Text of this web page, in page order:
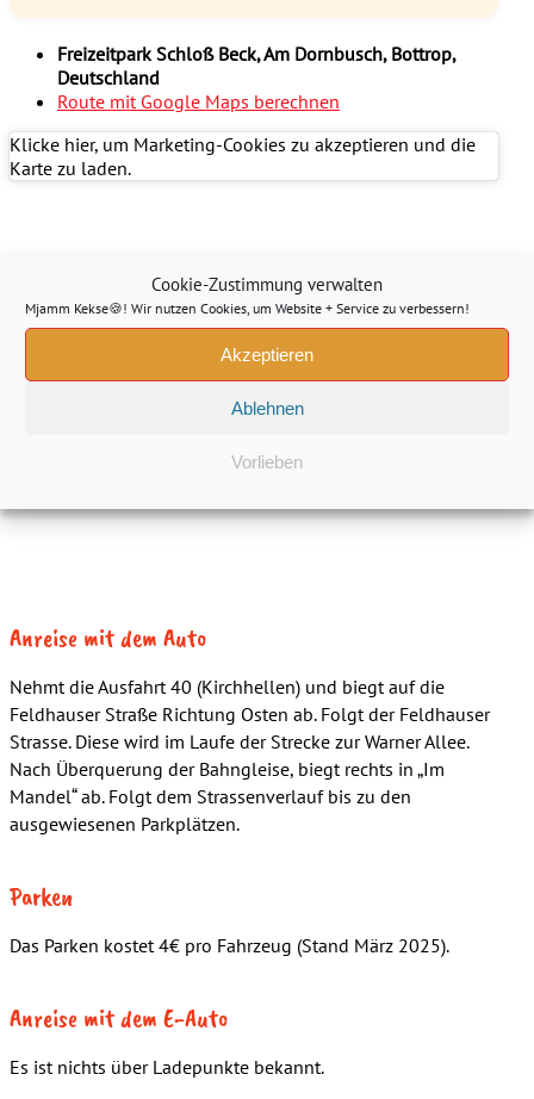
Cookie-Zustimmung verwalten
Mjamm Kekse🍪! Wir nutzen Cookies, um Website + Service zu verbessern!
Akzeptieren
Ablehnen
Vorlieben
Freizeitpark Schloß Beck, Am Dornbusch, Bottrop,
Deutschland
Route mit Google Maps berechnen
Klicke hier, um Marketing-Cookies zu akzeptieren und die
Karte zu laden.
Anreise mit dem Auto
Nehmt die Ausfahrt 40 (Kirchhellen) und biegt auf die
Feldhauser Straße Richtung Osten ab. Folgt der Feldhauser
Strasse. Diese wird im Laufe der Strecke zur Warner Allee.
Nach Überquerung der Bahngleise, biegt rechts in „Im
Mandel“ ab. Folgt dem Strassenverlauf bis zu den
ausgewiesenen Parkplätzen.
Parken
Das Parken kostet 4€ pro Fahrzeug (Stand März 2025).
Anreise mit dem E-Auto
Es ist nichts über Ladepunkte bekannt.